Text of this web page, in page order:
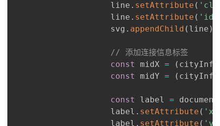
                    line
. setAttribute (
                    line
. setAttribute ( 'id'
                    svg
. appendChild ( line )
// 添加连接信息标签
const
midX = ( cityInfo
const
midY = ( cityInfo
const label = document
                    label
. setAttribute ( 'x'
                    label
. setAttribute ( 'y'